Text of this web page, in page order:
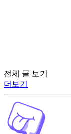
전체 글 보기
더보기